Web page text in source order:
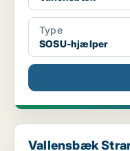
Type
SOSU-hjælper
Vallensbæk Strand: Bliv
Vallensbæk